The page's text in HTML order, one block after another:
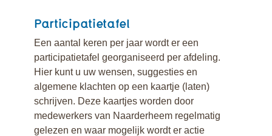
Participatietafel
Een aantal keren per jaar wordt er een
participatietafel georganiseerd per afdeling.
Hier kunt u uw wensen, suggesties en
algemene klachten op een kaartje (laten)
schrijven. Deze kaartjes worden door
medewerkers van Naarderheem regelmatig
gelezen en waar mogelijk wordt er actie